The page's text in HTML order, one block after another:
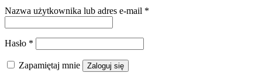
Nazwa użytkownika lub adres e-mail *
Hasło *
Zapamiętaj mnie Zaloguj się